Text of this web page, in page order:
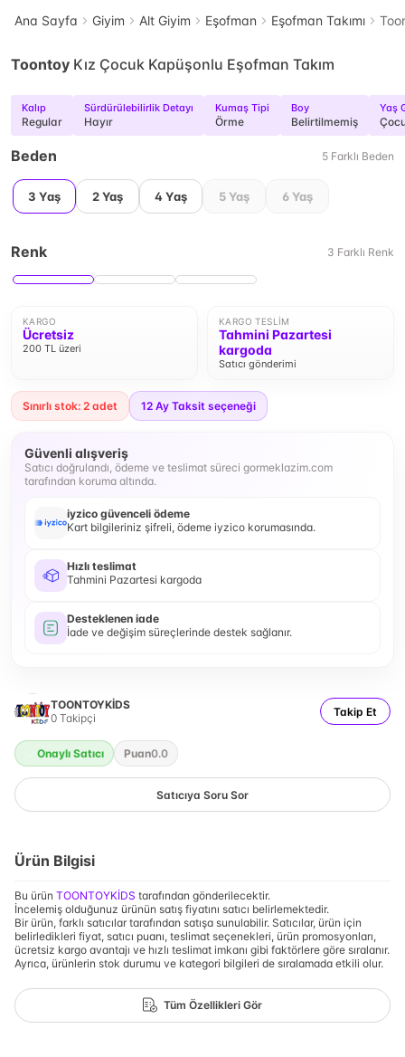
Ana Sayfa Giyim Alt Giyim Eşofman Eşofman Takımı
Toontoy Kız Çocuk Kapüşonlu Eşofman Takım
Kalıp
Regular
Sürdürülebilirlik Detayı
Hayır
Kumaş Tipi
Örme
Boy
Belirtilmemiş
Yaş
Beden 5 Farklı Beden
3 Yaş 2 Yaş 4 Yaş 5 Yaş 6 Yaş
Renk 3 Farklı Renk
KARGO
Ücretsiz
200 TL üzeri
KARGO TESLIM
Tahmini Pazartesi
kargoda
Satıcı gönderimi
Sınırlı stok: 2 adet 12 Ay Taksit seçeneği
Güvenli alışveriş
Satıcı doğrulandı, ödeme ve teslimat süreci gormeklazim.com
tarafından koruma altında.
iyzico güvenceli ödeme
Kart bilgileriniz şifreli, ödeme iyzico korumasında.
Hızlı teslimat
Tahmini Pazartesi kargoda
Desteklenen iade
İade ve değişim süreçlerinde destek sağlanır.
TOONTOYKİDS
0 Takipçi Takip Et
Onaylı Satıcı Puan0.0
Satıcıya Soru Sor
Ürün Bilgisi
Bu ürün TOONTOYKİDS tarafından gönderilecektir.
İncelemiş olduğunuz ürünün satış fiyatını satıcı belirlemektedir.
Bir ürün, farklı satıcılar tarafından satışa sunulabilir. Satıcılar, ürün için
belirledikleri fiyat, satıcı puanı, teslimat seçenekleri, ürün promosyonları,
ücretsiz kargo avantajı ve hızlı teslimat imkanı gibi faktörlere göre sıralanır.
Ayrıca, ürünlerin stok durumu ve kategori bilgileri de sıralamada etkili olur.
Tüm Özellikleri Gör